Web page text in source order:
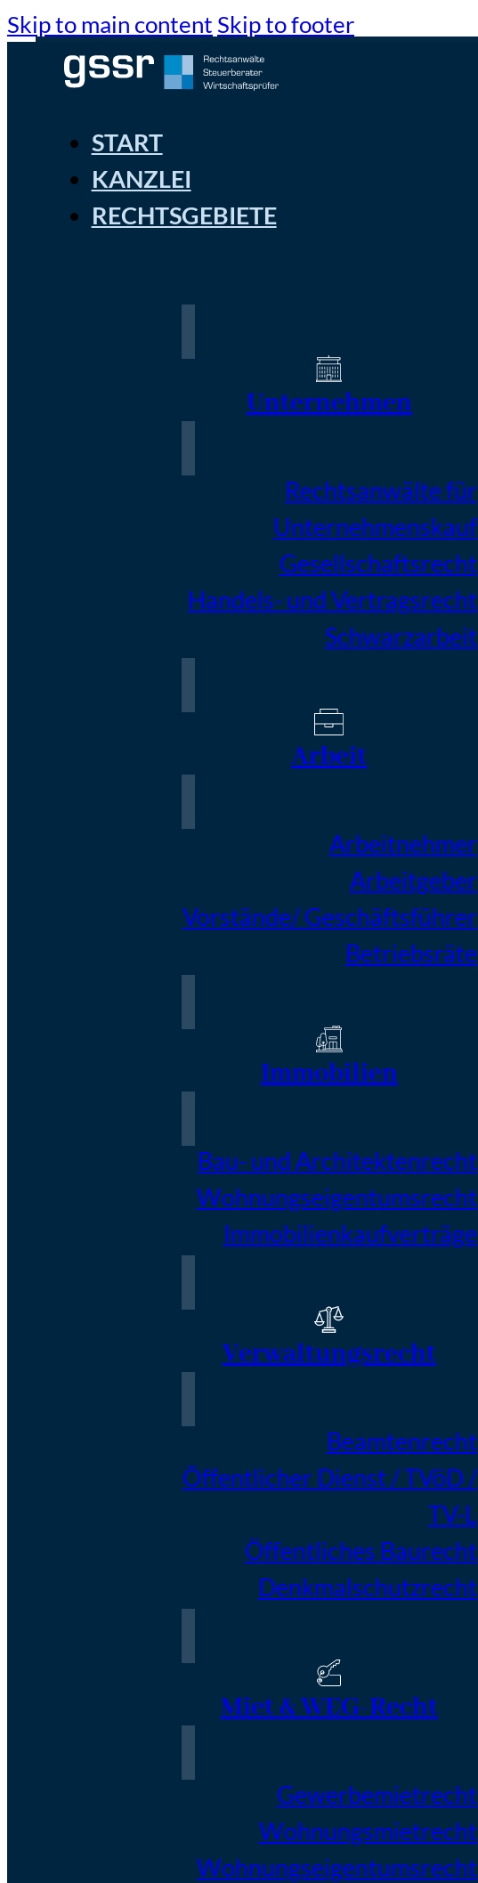
Skip to main content Skip to footer
START
KANZLEI
RECHTSGEBIETE
Unternehmen
Rechtsanwälte für
Unternehmenskauf
Gesellschaftsrecht
Handels- und Vertragsrecht
Schwarzarbeit
Arbeit
Arbeitnehmer
Arbeitgeber
Vorstände/ Geschäftsführer
Betriebsräte
Immobilien
Bau- und Architektenrecht
Wohnungseigentumsrecht
Immobilienkaufverträge
Verwaltungsrecht
Beamtenrecht
Öffentlicher Dienst / TVöD /
TV-L
Öffentliches Baurecht
Denkmalschutzrecht
Miet & WEG-Recht
Gewerbemietrecht
Wohnungsmietrecht
Wohnungseigentumsrecht